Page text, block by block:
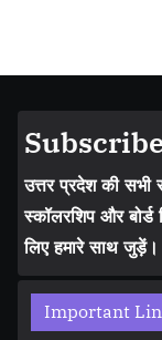
उत्तर प्रदेश की
स्कॉलरशिप और
लिए हमारे साथ जुड़ें।
Important